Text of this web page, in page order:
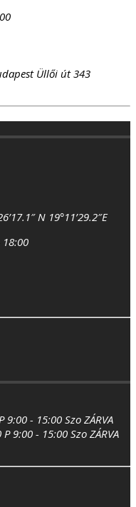
Üllői út 343
N 19°11’29.2″E
P 9:00 - 15:00 Szo ZÁRVA
P 9:00 - 15:00 Szo ZÁRVA